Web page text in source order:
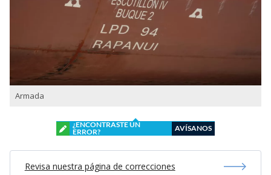
Armada
¿ENCONTRASTE UN
ERROR?
AVÍSANOS
Revisa nuestra página de correcciones